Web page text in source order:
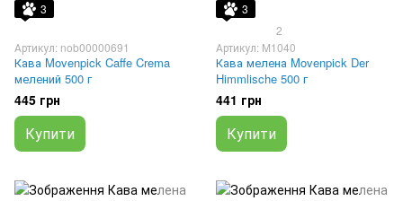
3
Артикул: nob00000691
Кава Movenpick Caffe Crema
мелений 500 г
445 грн
Купити
3
2
Артикул: M1040
Кава мелена Movenpick Der
Himmlische 500 г
441 грн
Купити